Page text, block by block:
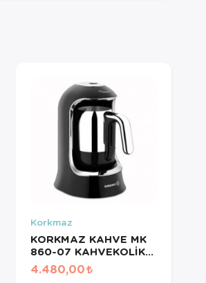
Korkmaz
KORKMAZ KAHVE MK
860-07 KAHVEKOLİK
SİYAH
4.480,00